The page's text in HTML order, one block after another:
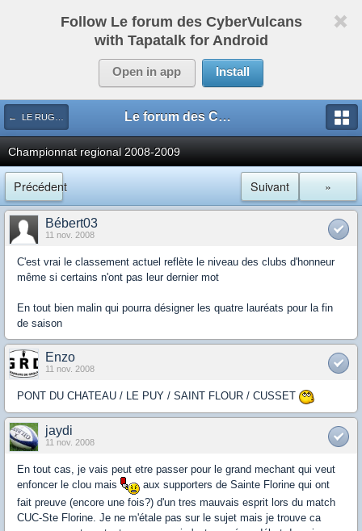
Follow Le forum des CyberVulcans
with Tapatalk for Android
Open in app Install
← LE RUGBY DE CHEZ NOUS Le forum des CyberVulcans
Championnat regional 2008-2009
Précédent »
Suivant
Bébert03
11 nov. 2008
C'est vrai le classement actuel reflète le niveau des clubs d'honneur
même si certains n'ont pas leur dernier mot
En tout bien malin qui pourra désigner les quatre lauréats pour la fin
de saison
Enzo
11 nov. 2008
PONT DU CHATEAU / LE PUY / SAINT FLOUR / CUSSET
jaydi
11 nov. 2008
En tout cas, je vais peut etre passer pour le grand mechant qui veut
enfoncer le clou mais
aux supporters de Sainte Florine qui ont
fait preuve (encore une fois?) d'un tres mauvais esprit lors du match
CUC-Ste Florine. Je ne m'étale pas sur le sujet mais je trouve ca